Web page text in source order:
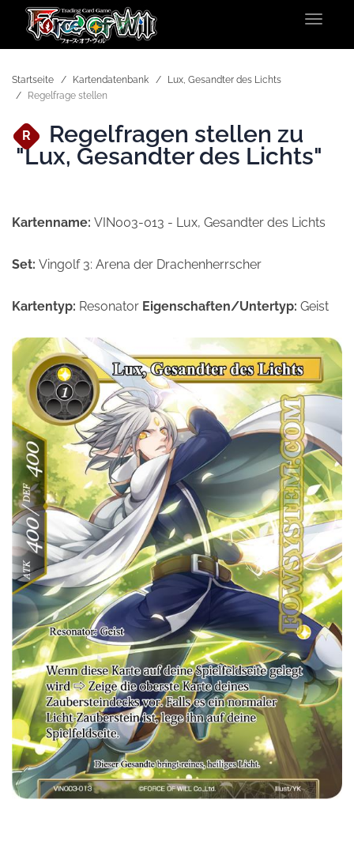
Toggle
Startseite Kartendatenbank
Lux, Gesandter des Lichts
Regelfrage stellen
R Regelfragen stellen zu
"Lux, Gesandter des Lichts"
Kartenname: VIN003-013 - Lux, Gesandter des Lichts
Set: Vingolf 3: Arena der Drachenherrscher
Kartentyp: Resonator Eigenschaften/Untertyp: Geist